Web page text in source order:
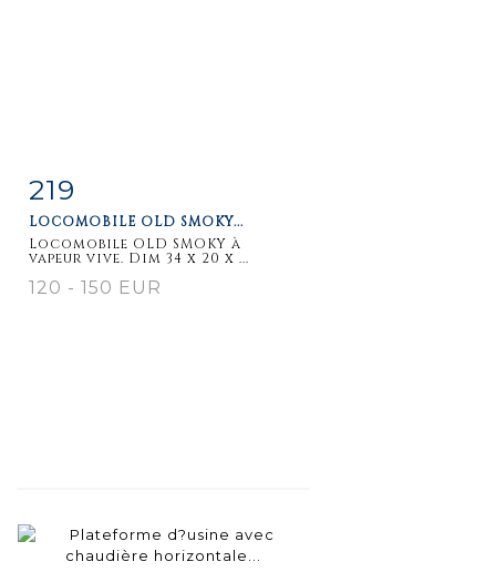
219
LOCOMOBILE OLD SMOKY...
Locomobile OLD SMOKY à
vapeur vive. Dim 34 x 20 x ...
120 - 150 EUR